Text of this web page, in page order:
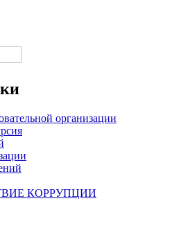
организации
КОРРУПЦИИ